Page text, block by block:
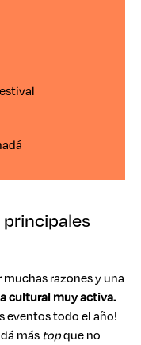
principales
razones y una
cultural muy activa.
eventos todo el año!
más topque no